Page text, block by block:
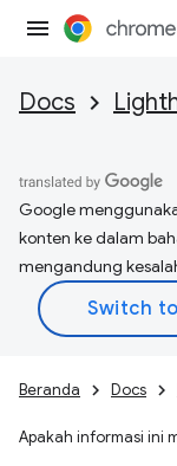
Docs
Google
konten ke dalam
mengandung
Beranda Docs
Apakah informasi ini